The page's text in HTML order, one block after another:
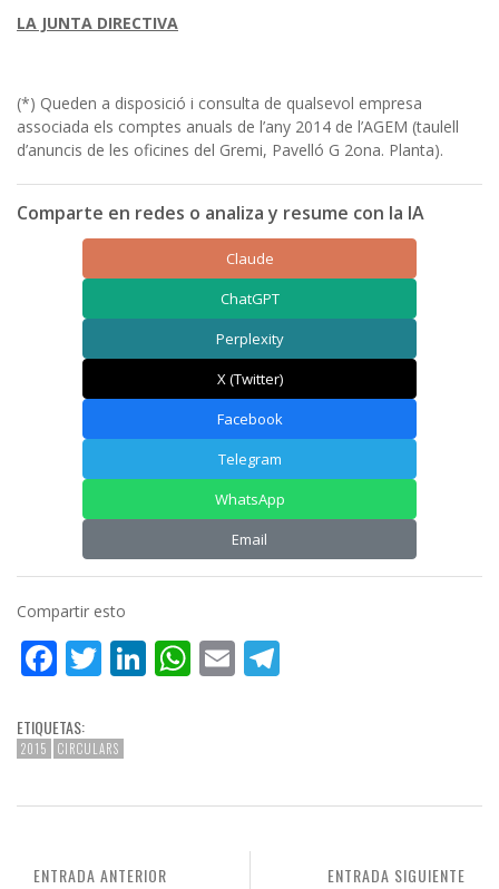
LA JUNTA DIRECTIVA
(*) Queden a disposició i consulta de qualsevol empresa
associada els comptes anuals de l’any 2014 de l’AGEM (taulell
d’anuncis de les oficines del Gremi, Pavelló G 2ona. Planta).
Comparte en redes o analiza y resume con la IA
Claude
ChatGPT
Perplexity
X (Twitter)
Facebook
Telegram
WhatsApp
Email
Compartir esto
Facebook
Twitter
LinkedIn
WhatsApp
Email
ETIQUETAS:
2015 CIRCULARS
ENTRADA SIGUIENTE
ENTRADA ANTERIOR